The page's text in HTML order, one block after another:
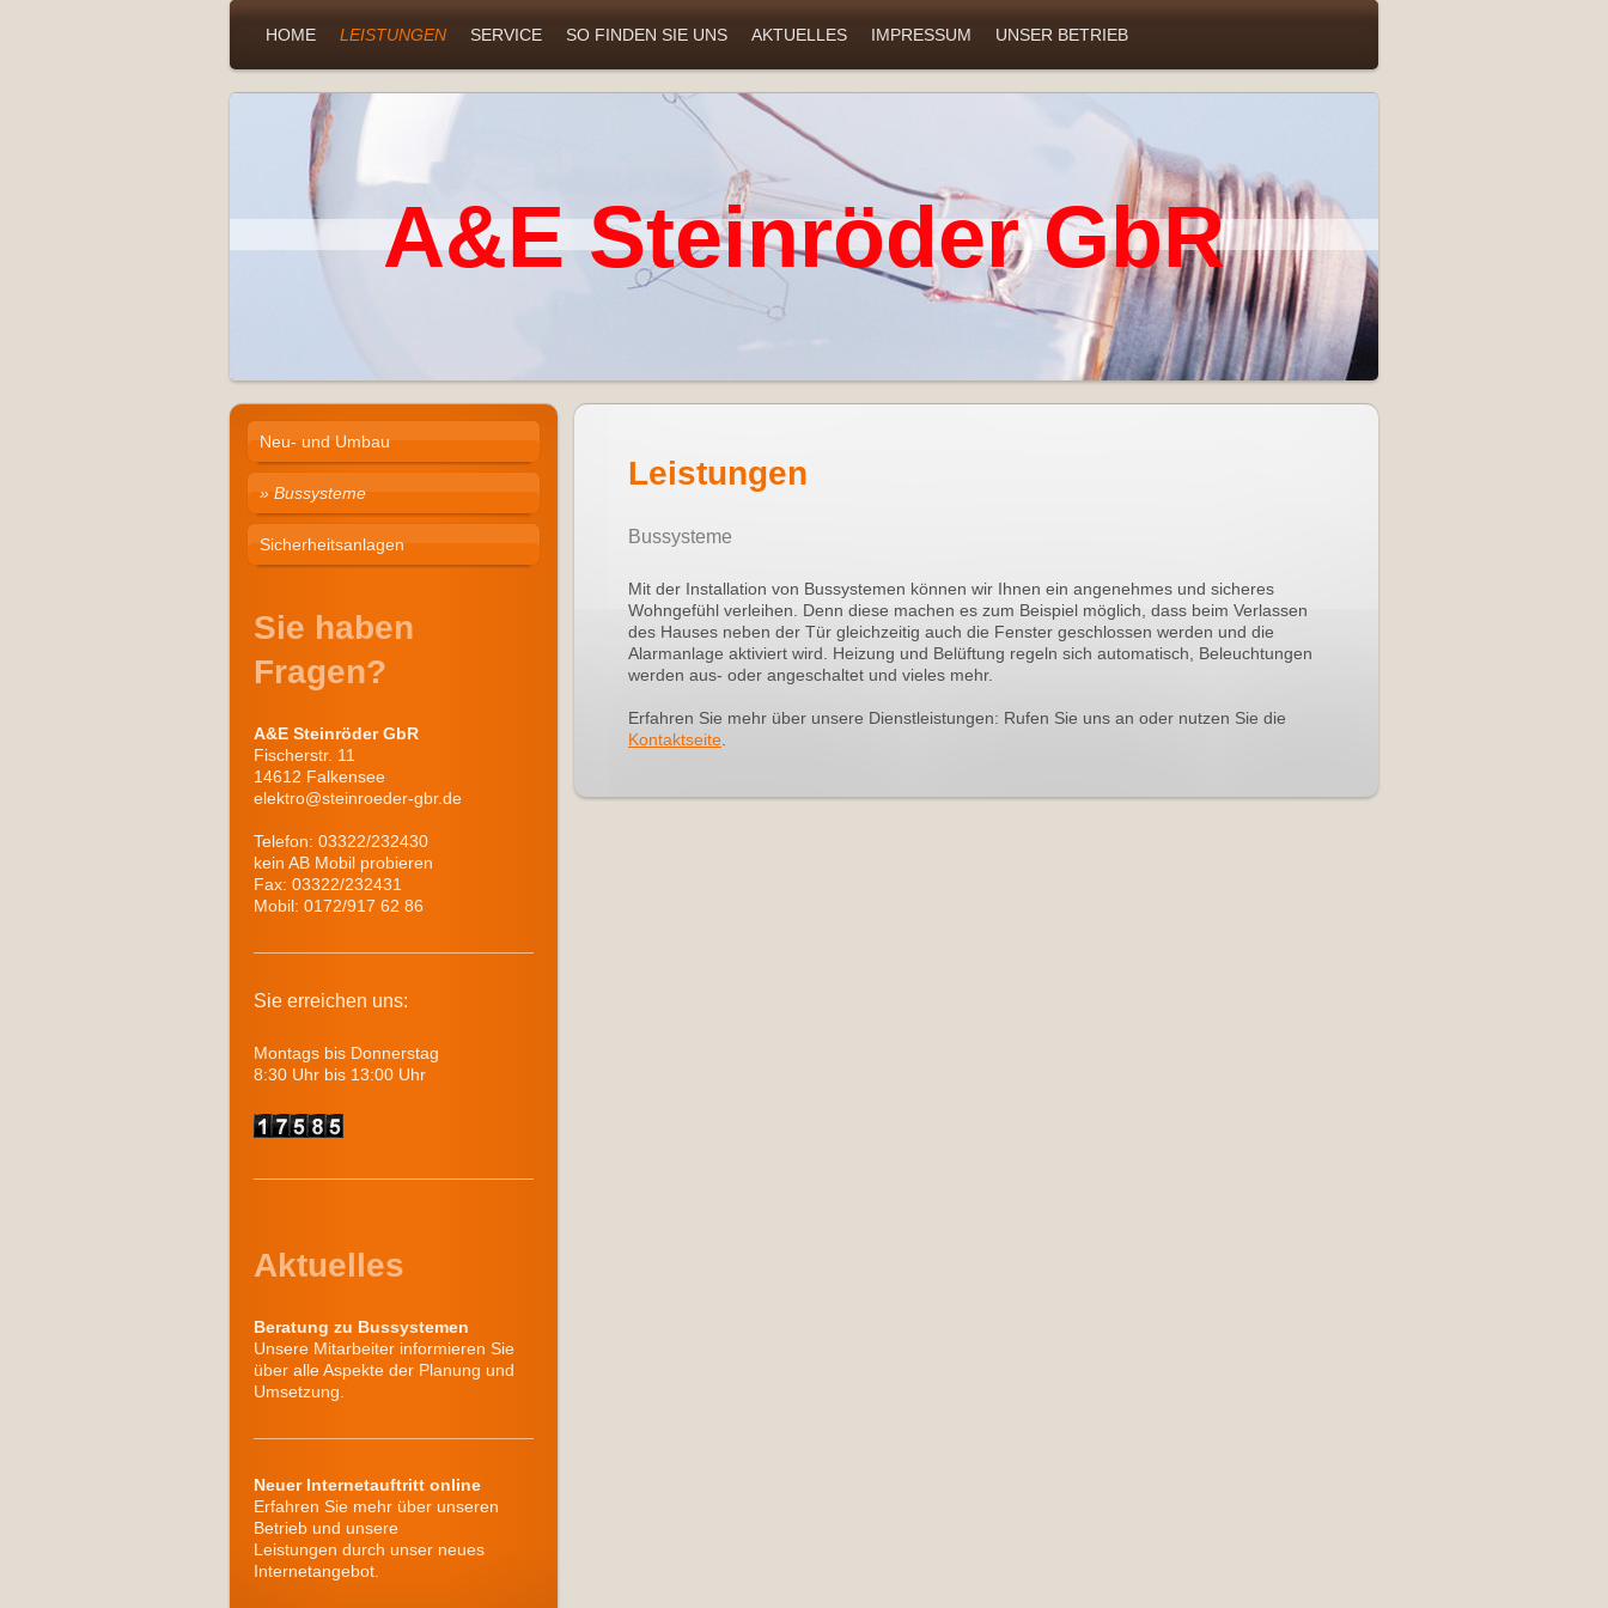
HOME LEISTUNGEN SERVICE SO FINDEN SIE UNS AKTUELLES IMPRESSUM UNSER BETRIEB
A&E Steinröder GbR
Leistungen
Bussysteme
Mit der Installation von Bussystemen können wir Ihnen ein angenehmes und sicheres
Wohngefühl verleihen. Denn diese machen es zum Beispiel möglich, dass beim Verlassen
des Hauses neben der Tür gleichzeitig auch die Fenster geschlossen werden und die
Alarmanlage aktiviert wird. Heizung und Belüftung regeln sich automatisch, Beleuchtungen
werden aus- oder angeschaltet und vieles mehr.
Erfahren Sie mehr über unsere Dienstleistungen: Rufen Sie uns an oder nutzen Sie die
Kontaktseite
Neu- und Umbau
Bussysteme
Sicherheitsanlagen
Sie haben
Fragen?
A&E Steinröder GbR
Fischerstr. 11
14612 Falkensee
elektro@steinroeder-gbr.de
Telefon: 03322/232430
kein AB Mobil probieren
Fax: 03322/232431
Mobil: 0172/917 62 86
Sie erreichen uns:
Montags bis Donnerstag
8:30 Uhr bis 13:00 Uhr
Aktuelles
Beratung zu Bussystemen
Unsere Mitarbeiter informieren Sie
über alle Aspekte der Planung und
Umsetzung.
Neuer Internetauftritt online
Erfahren Sie mehr über unseren
Betrieb und unsere
Leistungen durch unser neues
Internetangebot.